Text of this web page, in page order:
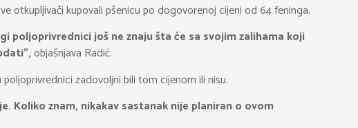
otkupljivači kupovali pšenicu po dogovorenoj cijeni od 64 feninga.
još ne znaju šta će sa svojim zalihama koji
objašnjava Radić.
zadovoljni bili tom cijenom ili nisu.
Koliko znam, nikakav sastanak nije planiran o ovom